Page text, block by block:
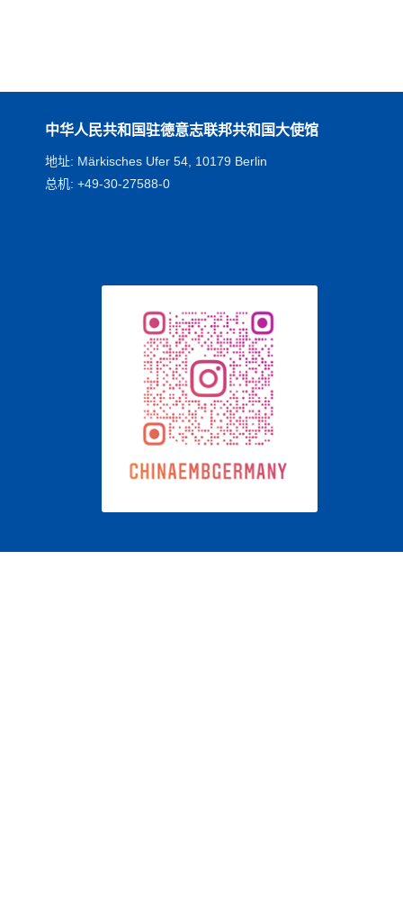
中华人民共和国驻德意志联邦共和国大使馆
地址: Märkisches Ufer 54, 10179 Berlin
总机: +49-30-27588-0